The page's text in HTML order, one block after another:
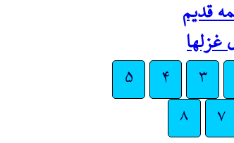
قدیم
۳ ۴
۵
۷ ۸